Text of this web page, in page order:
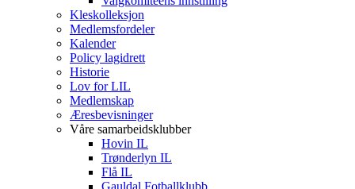
Kleskolleksjon
Medlemsfordeler
Kalender
Policy lagidrett
Historie
Lov for LIL
Medlemskap
Æresbevisninger
Våre samarbeidsklubber
Hovin IL
Trønderlyn IL
Flå IL
Gauldal Fotballklubb